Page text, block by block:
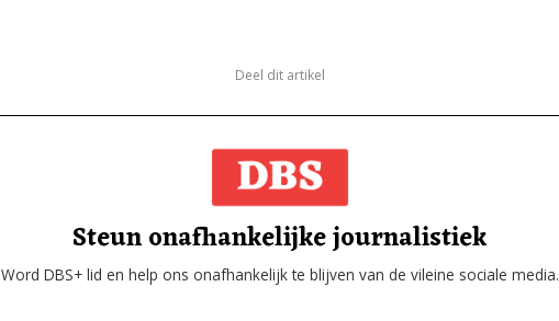
Deel dit artikel
Steun onafhankelijke journalistiek
Word DBS+ lid en help ons onafhankelijk te blijven van de vileine sociale media.